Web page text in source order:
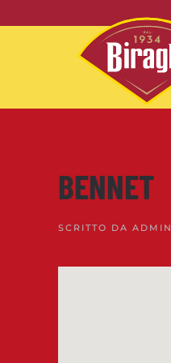
Skip to main content
BENNET
SCRITTO DA ADMIN